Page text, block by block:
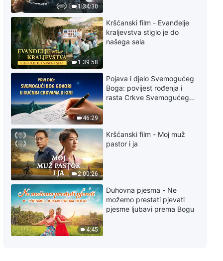
4:19
4:32
Svakodnevne riječi Božje:
Utjelovljenje, Odlomak 110
10:44
Svakodnevne riječi Božje:
Utjelovljenje, Odlomak 111
8:02
Svakodnevne riječi Božje:
Utjelovljenje, Odlomak 112
7:07
Svakodnevne riječi Božje:
Utjelovljenje, Odlomak 116
1:34:30
1:39:58
Kršćanski film - Evanđelje
kraljevstva stiglo je do
našega sela
46:29
Pojava i djelo Svemogućeg
Boga: povijest rođenja i
rasta Crkve Svemogućeg
2:00:26
Kršćanski film - Moj muž
pastor i ja
4:45
Duhovna pjesma - Ne
možemo prestati pjevati
pjesme ljubavi prema Bogu